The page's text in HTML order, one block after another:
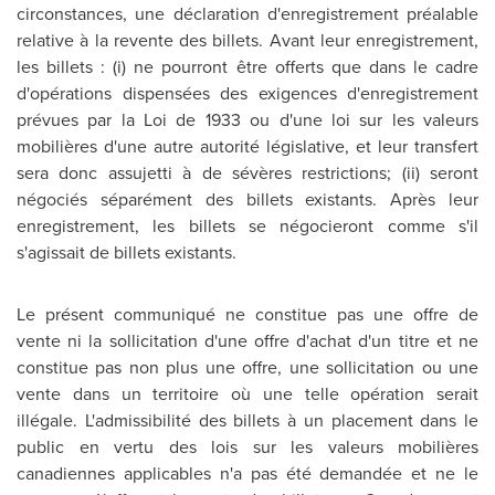
circonstances, une déclaration d'enregistrement préalable
relative à la revente des billets. Avant leur enregistrement,
les billets : (i) ne pourront être offerts que dans le cadre
d'opérations dispensées des exigences d'enregistrement
prévues par la Loi de 1933 ou d'une loi sur les valeurs
mobilières d'une autre autorité législative, et leur transfert
sera donc assujetti à de sévères restrictions; (ii) seront
négociés séparément des billets existants. Après leur
enregistrement, les billets se négocieront comme s'il
s'agissait de billets existants.
Le présent communiqué ne constitue pas une offre de
vente ni la sollicitation d'une offre d'achat d'un titre et ne
constitue pas non plus une offre, une sollicitation ou une
vente dans un territoire où une telle opération serait
illégale. L'admissibilité des billets à un placement dans le
public en vertu des lois sur les valeurs mobilières
canadiennes applicables n'a pas été demandée et ne le